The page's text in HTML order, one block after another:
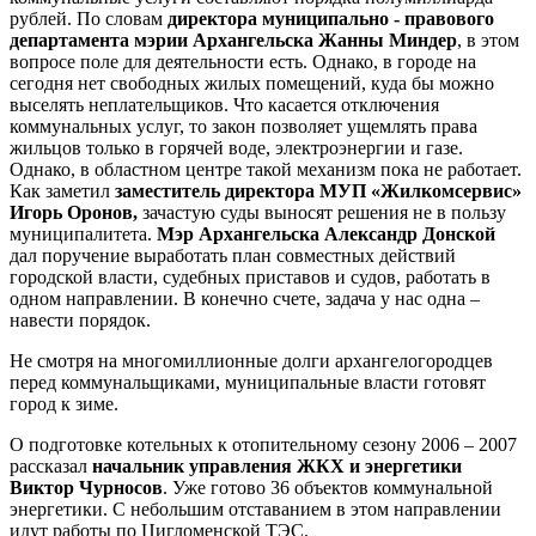
рублей. По словам директора муниципально - правового
департамента мэрии Архангельска Жанны Миндер, в этом
вопросе поле для деятельности есть. Однако, в городе на
сегодня нет свободных жилых помещений, куда бы можно
выселять неплательщиков. Что касается отключения
коммунальных услуг, то закон позволяет ущемлять права
жильцов только в горячей воде, электроэнергии и газе.
Однако, в областном центре такой механизм пока не работает.
Как заметил заместитель директора МУП «Жилкомсервис»
Игорь Оронов, зачастую суды выносят решения не в пользу
муниципалитета. Мэр Архангельска Александр Донской
дал поручение выработать план совместных действий
городской власти, судебных приставов и судов, работать в
одном направлении. В конечно счете, задача у нас одна –
навести порядок.
Не смотря на многомиллионные долги архангелогородцев
перед коммунальщиками, муниципальные власти готовят
город к зиме.
О подготовке котельных к отопительному сезону 2006 – 2007
рассказал начальник управления ЖКХ и энергетики
Виктор Чурносов. Уже готово 36 объектов коммунальной
энергетики. С небольшим отставанием в этом направлении
идут работы по Цигломенской ТЭС.